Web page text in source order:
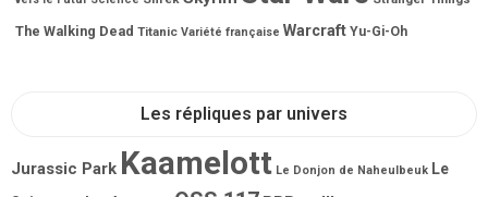
The Walking Dead Titanic Variété française Warcraft Yu-Gi-Oh
Les répliques par univers
Jurassic Park Kaamelott Le Donjon de Naheulbeuk Le